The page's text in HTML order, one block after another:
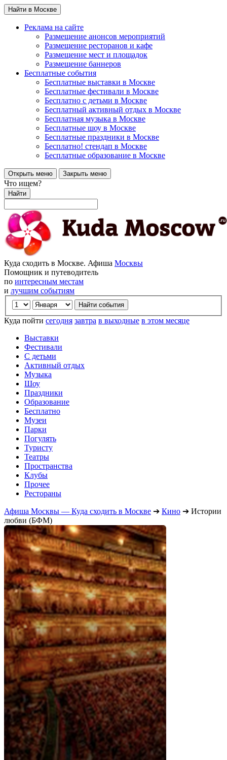
Найти в Москве
Реклама на сайте
Размещение анонсов мероприятий
Размещение ресторанов и кафе
Размещение мест и площадок
Размещение баннеров
Бесплатные события
Бесплатные выставки в Москве
Бесплатные фестивали в Москве
Бесплатно с детьми в Москве
Бесплатный активный отдых в Москве
Бесплатная музыка в Москве
Бесплатные шоу в Москве
Бесплатные праздники в Москве
Бесплатно! стендап в Москве
Бесплатные образование в Москве
Открыть меню Закрыть меню
Что ищем?
Найти
Куда сходить в Москве. Афиша Москвы
Помощник и путеводитель
по интересным местам
и лучшим событиям
Куда пойти сегодня завтра в выходные в этом месяце
Выставки
Фестивали
С детьми
Активный отдых
Музыка
Шоу
Праздники
Образование
Бесплатно
Музеи
Парки
Погулять
Туристу
Театры
Пространства
Клубы
Прочее
Рестораны
Афиша Москвы — Куда сходить в Москве ➔ Кино ➔ Истории
любви (БФМ)